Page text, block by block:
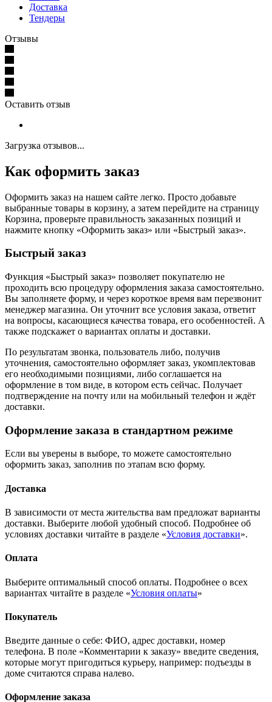
Доставка
Тендеры
Отзывы
Оставить отзыв
Загрузка отзывов...
Как оформить заказ
Оформить заказ на нашем сайте легко. Просто добавьте
выбранные товары в корзину, а затем перейдите на страницу
Корзина, проверьте правильность заказанных позиций и
нажмите кнопку «Оформить заказ» или «Быстрый заказ».
Быстрый заказ
Функция «Быстрый заказ» позволяет покупателю не
проходить всю процедуру оформления заказа самостоятельно.
Вы заполняете форму, и через короткое время вам перезвонит
менеджер магазина. Он уточнит все условия заказа, ответит
на вопросы, касающиеся качества товара, его особенностей. А
также подскажет о вариантах оплаты и доставки.
По результатам звонка, пользователь либо, получив
уточнения, самостоятельно оформляет заказ, укомплектовав
его необходимыми позициями, либо соглашается на
оформление в том виде, в котором есть сейчас. Получает
подтверждение на почту или на мобильный телефон и ждёт
доставки.
Оформление заказа в стандартном режиме
Если вы уверены в выборе, то можете самостоятельно
оформить заказ, заполнив по этапам всю форму.
Доставка
В зависимости от места жительства вам предложат варианты
доставки. Выберите любой удобный способ. Подробнее об
условиях доставки читайте в разделе «Условия доставки».
Оплата
Выберите оптимальный способ оплаты. Подробнее о всех
вариантах читайте в разделе «Условия оплаты»
Покупатель
Введите данные о себе: ФИО, адрес доставки, номер
телефона. В поле «Комментарии к заказу» введите сведения,
которые могут пригодиться курьеру, например: подъезды в
доме считаются справа налево.
Оформление заказа